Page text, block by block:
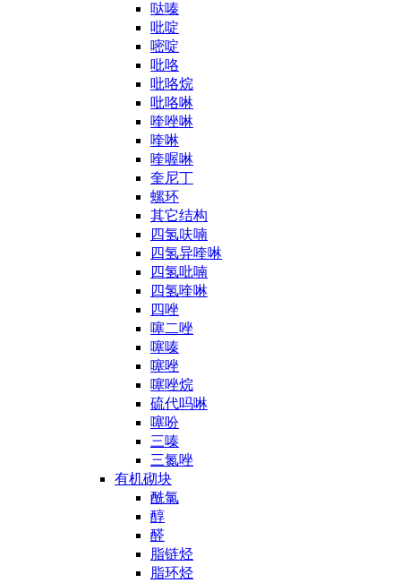
哒嗪
吡啶
嘧啶
吡咯
吡咯烷
吡咯啉
喹唑啉
喹啉
喹喔啉
奎尼丁
螺环
其它结构
四氢呋喃
四氢异喹啉
四氢吡喃
四氢喹啉
四唑
噻二唑
噻嗪
噻唑
噻唑烷
硫代吗啉
噻吩
三嗪
三氮唑
有机砌块
酰氯
醇
醛
脂链烃
脂环烃